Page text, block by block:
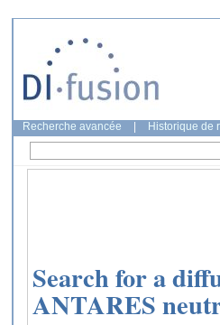
Recherche avancée Historique de
Search for a
ANTARES